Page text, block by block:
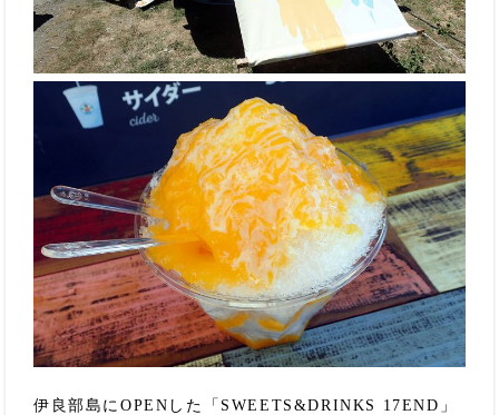
伊良部島にOPENした「SWEETS&DRINKS 17END」